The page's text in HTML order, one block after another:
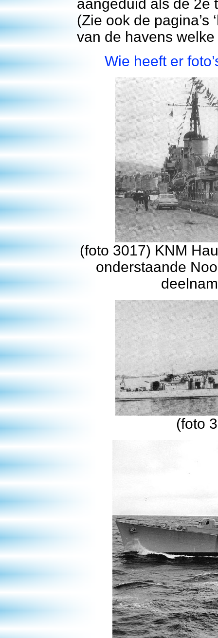
aangeduid als de 2e
(Zie ook de pagina’s
van de havens
Wie heeft er
(foto 3017) KNM
onderstaande
(foto